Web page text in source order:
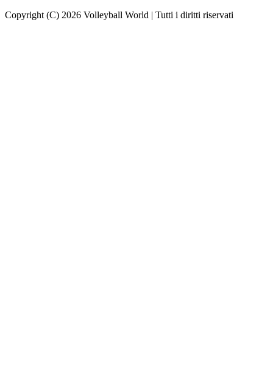
Copyright (C) 2026 Volleyball World | Tutti i diritti riservati